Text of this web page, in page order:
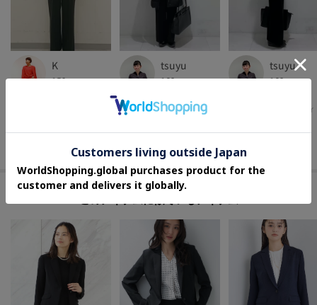
K
159cm
tsuyu
162cm
INDIVI
町田小田急 インディヴィ
tsuyu
162cm
町田小田急 インディヴィ